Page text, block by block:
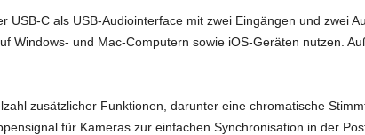
USB-C als USB-Audiointerface mit zwei Eingängen und zwei
Windows- und Mac-Computern sowie iOS-Geräten nutzen.
zusätzlicher Funktionen, darunter eine chromatische
für Kameras zur einfachen Synchronisation in der